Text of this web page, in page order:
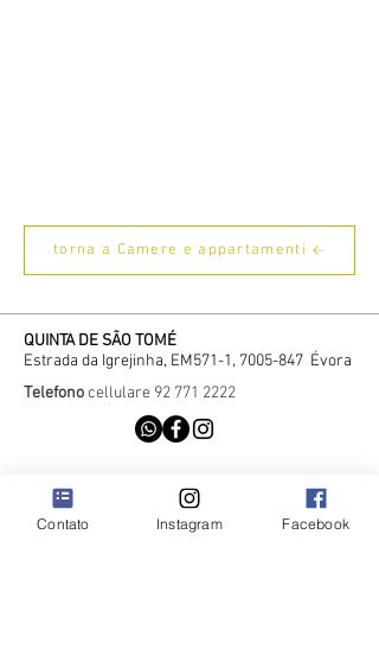
torna a Camere e appartamenti
QUINTA DE SÃO TOMÉ
Estrada da Igrejinha, EM571-1, 7005-847 Évora
Telefonocellulare 92 771 2222
Contatto
Contato Instagram Facebook